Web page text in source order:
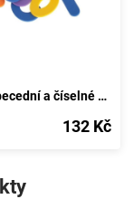
Pěnové abecední a číselné bloky pro koupel
132 Kč